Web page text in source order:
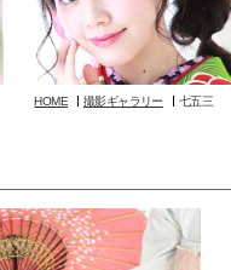
HOME 撮影ギャラリー 七五三